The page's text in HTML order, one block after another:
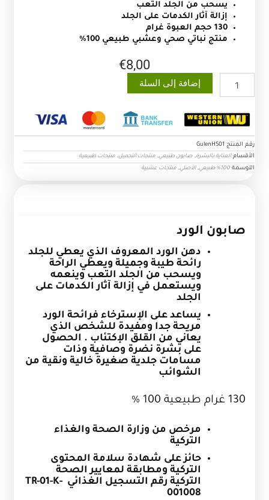
يسحب من الجلد التعب
إزالة آثار الكدمات على الجلد
130 حجم العبوة غرام
منتج نباتي صحي وعشبي طبيعي 100%
€8,00
كمية
صابون
الورد
إضافة إلى السلة
رقم المنتج GulenHS01
الأقسام العناية بالبشرة, صابون طبيعي, منتجات التجميل, منتجات طبيعية
الآوسمة 100% طبيعي ,الأصلي, منتجات عشبية
صابون الورد
دهن الورد المعروف الذي يعطي للجلد
رائحة طيبة وجميلة ويعطي الراحة
ويسحب من الجلد التعب وينعمه
ويستعمل في إزالة آثار الكدمات على
الجلد
يساعد على الإسترخاء فرائحة الورد
مريحة جدا ومفيدة للشخص الذي
يعاني من القلق الإكتئاب . الحصول
على بشرة نضرة وصافية وذات
مسامات جلدية صغيرة خالية ونقية من
الشوائب
130 غرام طبيعية 100 %
مرخص من وزارة الصحة والغذاء
التركية
حائز على شهادة سلامة المحتوى
التركية ومطابقة لمعايير الصحة
التركية رقم التسجيل الغذائي TR-01-K-
001008